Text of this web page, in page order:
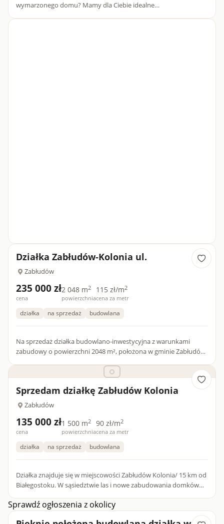
wymarzonego domu? Mamy dla Ciebie idealne
Działka Zabłudów-Kolonia ul.
Zabłudów
235 000 zł
cena
2 048 m2
powierzchnia
115 zł/m2
cena za metr
działka na sprzedaż budowlana
Na sprzedaż działka budowlano-inwestycyjna z warunkami
zabudowy o powierzchni 2048 m², położona w gminie Zabłudów,
Sprzedam działkę Zabłudów Kolonia
Zabłudów
135 000 zł
cena
1 500 m2
powierzchnia
90 zł/m2
cena za metr
działka na sprzedaż budowlana
Działka znajduje się w miejscowości Zabłudów Kolonia/ 15 km od
Białegostoku. W sąsiedztwie las i nowe zabudowania domków
Sprawdź ogłoszenia z okolicy